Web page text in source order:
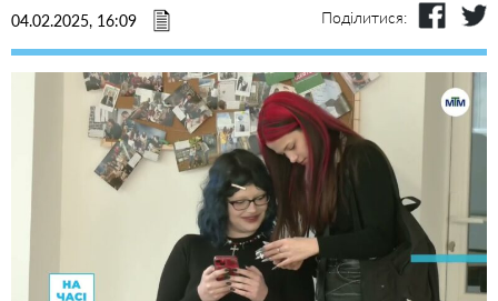
04.02.2025, 16:09 Поділитися: